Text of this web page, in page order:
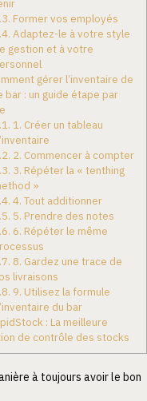
Former vos employés
Adaptez-le à votre style
gestion et à votre
gérer l’inventaire de
bar : un guide étape par
1. Créer un tableau
2. Commencer à compter
3. Répéter la « tenthing
»
4. Tout additionner
5. Prendre des notes
6. Répéter le même
8. Gardez une trace de
livraisons
9. Utilisez la formule
du bar
: La meilleure
de contrôle des stocks
à toujours avoir le bon